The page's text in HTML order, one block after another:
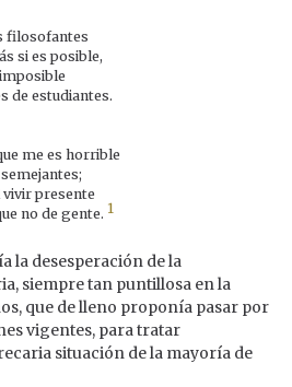
filosofantes
si es posible,
de estudiantes.
me es horrible
vivir presente
no de gente. 1
la desesperación de la
siempre tan puntillosa en la
que de lleno proponía pasar por
vigentes, para tratar
situación de la mayoría de